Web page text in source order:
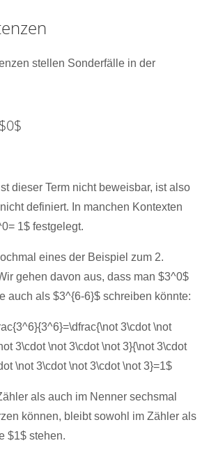
stellen Sonderfälle in der
dieser Term nicht beweisbar, ist also
definiert. In manchen Kontexten
1$ festgelegt.
eines der Beispiel zum 2.
gehen davon aus, dass man $3^0$
auch als $3^{6-6}$ schreiben könnte:
3\cdot \not
3\cdot \not 3\cdot \not 3}{\not 3\cdot
\not 3\cdot \not 3\cdot \not 3}=1$
als auch im Nenner sechsmal
können, bleibt sowohl im Zähler als
$1$ stehen.